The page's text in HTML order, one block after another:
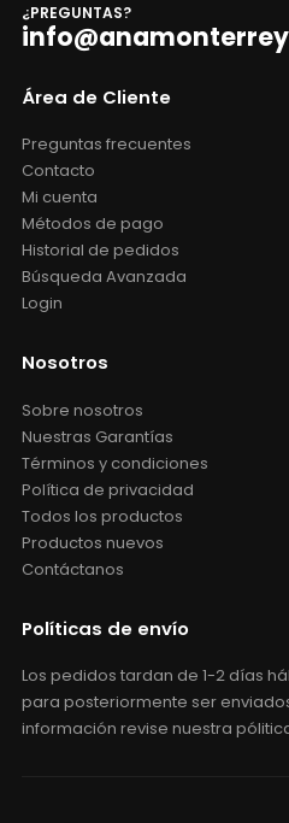
¿PREGUNTAS?
Área de Cliente
Preguntas frecuentes
Contacto
Mi cuenta
Métodos de pago
Historial de pedidos
Búsqueda Avanzada
Login
Nosotros
Sobre nosotros
Nuestras Garantías
Términos y condiciones
Política de privacidad
Todos los productos
Productos nuevos
Contáctanos
Políticas de envío
Los pedidos tardan de 1-2 días
para posteriormente ser
información revise nuestra